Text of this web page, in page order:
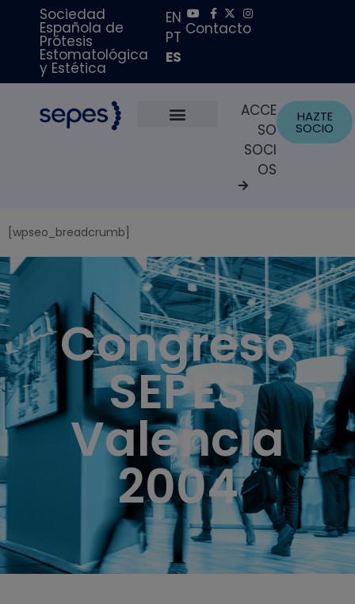
Sociedad
Española de
Prótesis
Estomatológica
y Estética
EN
PT
ES
Contacto
ACCE
SO
SOCI
OS
HAZTE
SOCIO
[wpseo_breadcrumb]
Congreso
SEPES
Valencia
2004